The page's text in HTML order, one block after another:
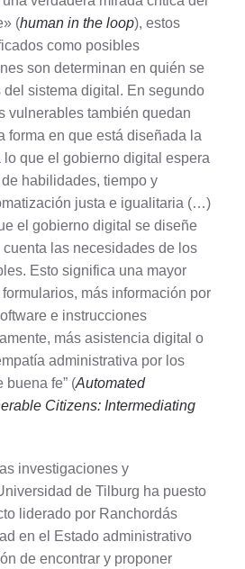
(human in the loop), estos
como posibles
son determinan en quién se
sistema digital. En segundo
vulnerables también quedan
forma en que está diseñada la
que el gobierno digital espera
habilidades, tiempo y
justa e igualitaria (…)
el gobierno digital se diseñe
las necesidades de los
Esto significa una mayor
más información por
e instrucciones
más asistencia digital o
administrativa por los
buena fe” (Automated
Citizens: Intermediating
investigaciones y
de Tilburg ha puesto
liderado por Ranchordás
en el Estado administrativo
de encontrar y proponer